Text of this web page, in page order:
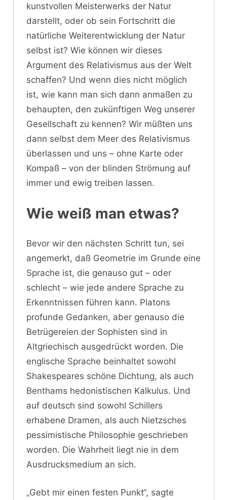
kunstvollen Meisterwerks der Natur
darstellt, oder ob sein Fortschritt die
natürliche Weiterentwicklung der Natur
selbst ist? Wie können wir dieses
Argument des Relativismus aus der Welt
schaffen? Und wenn dies nicht möglich
ist, wie kann man sich dann anmaßen zu
behaupten, den zukünftigen Weg unserer
Gesellschaft zu kennen? Wir müßten uns
dann selbst dem Meer des Relativismus
überlassen und uns – ohne Karte oder
Kompaß – von der blinden Strömung auf
immer und ewig treiben lassen.
Wie weiß man etwas?
Bevor wir den nächsten Schritt tun, sei
angemerkt, daß Geometrie im Grunde eine
Sprache ist, die genauso gut – oder
schlecht – wie jede andere Sprache zu
Erkenntnissen führen kann. Platons
profunde Gedanken, aber genauso die
Betrügereien der Sophisten sind in
Altgriechisch ausgedrückt worden. Die
englische Sprache beinhaltet sowohl
Shakespeares schöne Dichtung, als auch
Benthams hedonistischen Kalkulus. Und
auf deutsch sind sowohl Schillers
erhabene Dramen, als auch Nietzsches
pessimistische Philosophie geschrieben
worden. Die Wahrheit liegt nie in dem
Ausdrucksmedium an sich.
„Gebt mir einen festen Punkt“, sagte